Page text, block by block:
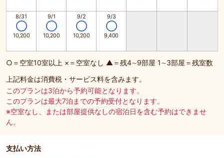
8/31
◯
10,200
9/1
◯
10,200
9/2
◯
10,200
9/3
◯
9,400
○＝空室10室以上 ×＝空室なし ▲＝残4∼9部屋 1∼3部屋＝残室数
上記料金は消費税・サービス料を含みます。
このプランは3泊から予約可能となります。
このプランは最大7泊までの予約受付となります。
※空室なし、または部屋提供なしの宿泊日を含む予約はできませ
ん。
支払い方法